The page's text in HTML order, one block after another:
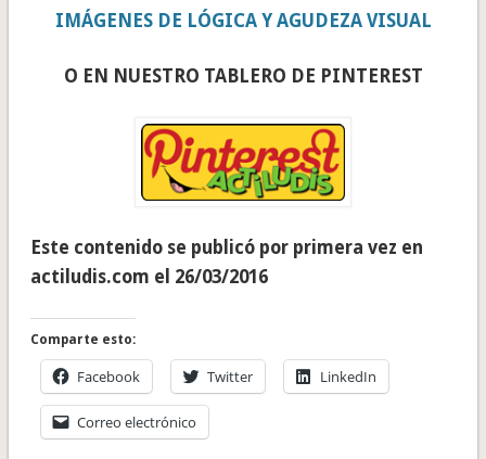
IMÁGENES DE LÓGICA Y AGUDEZA VISUAL
O EN NUESTRO TABLERO DE PINTEREST
Este contenido se publicó por primera vez en
actiludis.com el 26/03/2016
Comparte esto:
Facebook Twitter LinkedIn
Correo electrónico